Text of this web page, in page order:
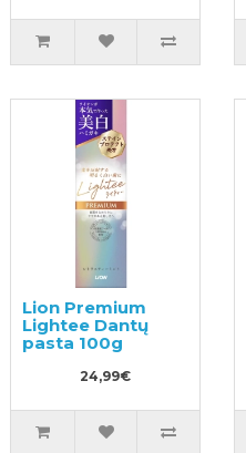
Lion Premium
Lightee Dantų
pasta 100g
24,99€